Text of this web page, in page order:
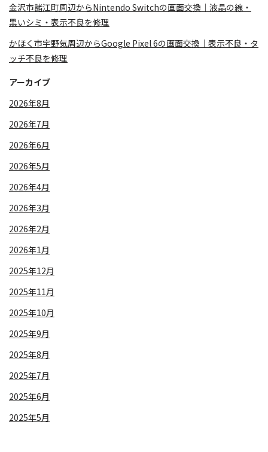
金沢市諸江町周辺からNintendo Switchの画面交換｜液晶の線・
黒いシミ・表示不良を修理
かほく市宇野気周辺からGoogle Pixel 6の画面交換｜表示不良・タ
ッチ不良を修理
アーカイブ
2026年8月
2026年7月
2026年6月
2026年5月
2026年4月
2026年3月
2026年2月
2026年1月
2025年12月
2025年11月
2025年10月
2025年9月
2025年8月
2025年7月
2025年6月
2025年5月